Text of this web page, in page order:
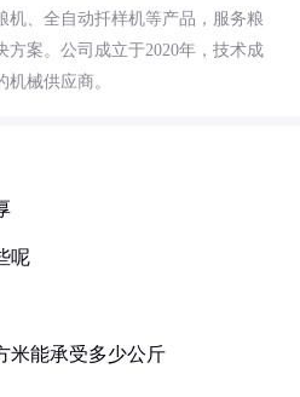
机、全自动扦样机等产品，服务粮
方案。公司成立于2020年，技术成
械供应商。
呢
米能承受多少公斤